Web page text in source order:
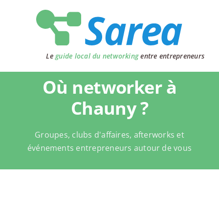
Le guide local du networkingentre entrepreneurs
Où networker à
Chauny ?
Groupes, clubs d'affaires, afterworks et
événements entrepreneurs autour de vous